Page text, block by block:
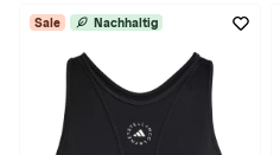
Sale Nachhaltig